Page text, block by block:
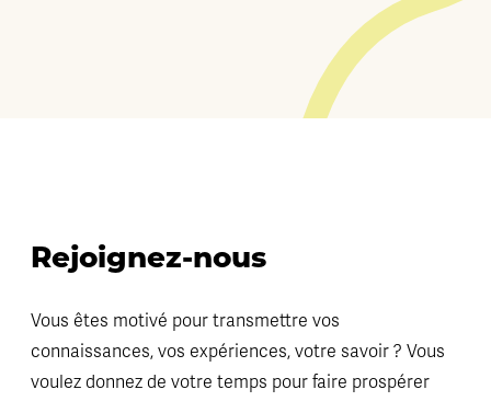
Rejoignez-nous
Vous êtes motivé pour transmettre vos
connaissances, vos expériences, votre savoir ? Vous
voulez donnez de votre temps pour faire prospérer